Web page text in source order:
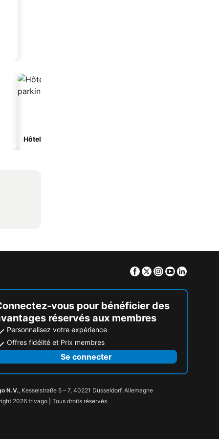
Hôtels avec parking
Facebook
TwitterInstagram
Youtube
vous pour bénéficier des
réservés aux membres
Personnalisez votre expérience
Offres fidélité et Prix membres
Se connecter
N.V., Kesselstraße 5 – 7, 40221 Düsseldorf, Allemagne
2026 trivago | Tous droits réservés.